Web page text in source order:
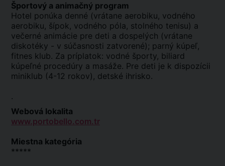
Športový a animačný program
Hotel ponúka denné (vrátane aerobiku, vodného
aerobiku, šípok, vodného póla, stolného tenisu) a
večerné animácie pre deti a dospelých (vrátane
diskotéky - v súčasnosti zatvorené); parný kúpeľ,
fitnes klub. Za príplatok: vodné športy, biliard
kúpeľné procedúry a masáže. Pre deti je k dispozícii
miniklub (4-12 rokov), detské ihrisko.
.
Webová lokalita
www.portobello.com.tr
Miestna kategória
*****